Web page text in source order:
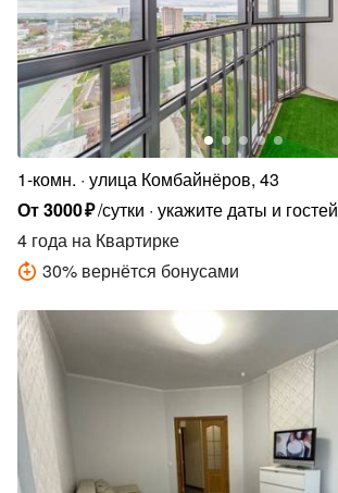
1-комн. улица Комбайнёров, 43
От3000₽/сутки укажите даты и гостей
4 года на Квартирке
30% вернётся бонусами